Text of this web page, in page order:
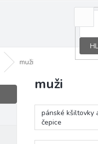
muži
muži
pánské kšiltovky
čepice